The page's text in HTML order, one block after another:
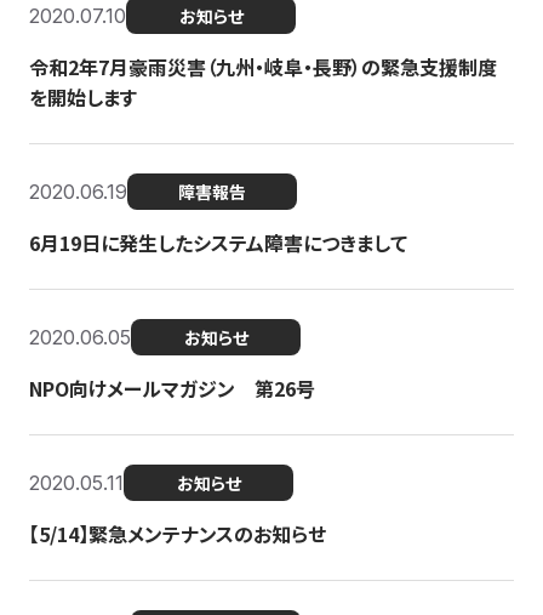
2020.07.10 お知らせ
令和2年7月豪雨災害（九州・岐阜・長野）の緊急支援制度
を開始します
2020.06.19 障害報告
6月19日に発生したシステム障害につきまして
2020.06.05 お知らせ
NPO向けメールマガジン 第26号
2020.05.11 お知らせ
【5/14】緊急メンテナンスのお知らせ